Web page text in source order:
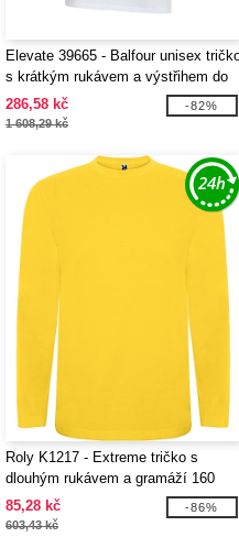
Elevate 39665 - Balfour unisex
s krátkým rukávem a výstřihem do
V z organické OCS bavlny o
gramáži 200 g/m²
286,58 kč
1 608,29 kč
-82%
Roly K1217 - Extreme tričko s
dlouhým rukávem a gramáží 160
g/m2
85,28 kč
603,43 kč
-86%